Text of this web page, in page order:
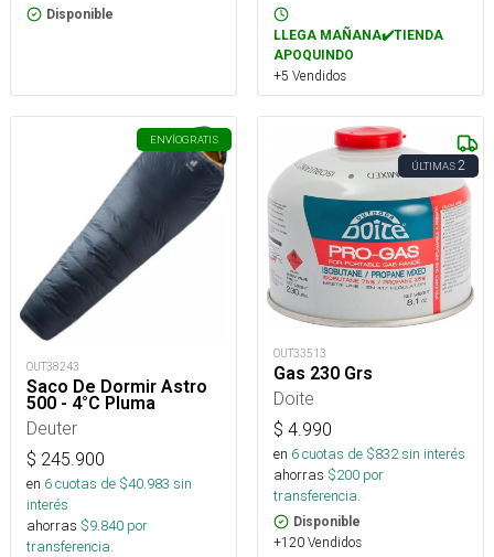
Disponible
LLEGA MAÑANA✔️TIENDA
APOQUINDO
+5 Vendidos
ENVÍOGRATIS
OUT38243
Saco De Dormir Astro
500 - 4°C Pluma
Deuter
$ 245.900
en 6cuotas de $40.983 sin
interés
ahorras $9.840 por
transferencia.
ÚLTIMAS2
OUT33513
Gas 230 Grs
Doite
$ 4.990
en 6cuotas de $832sin interés
ahorras $200 por
transferencia.
Disponible
+120 Vendidos